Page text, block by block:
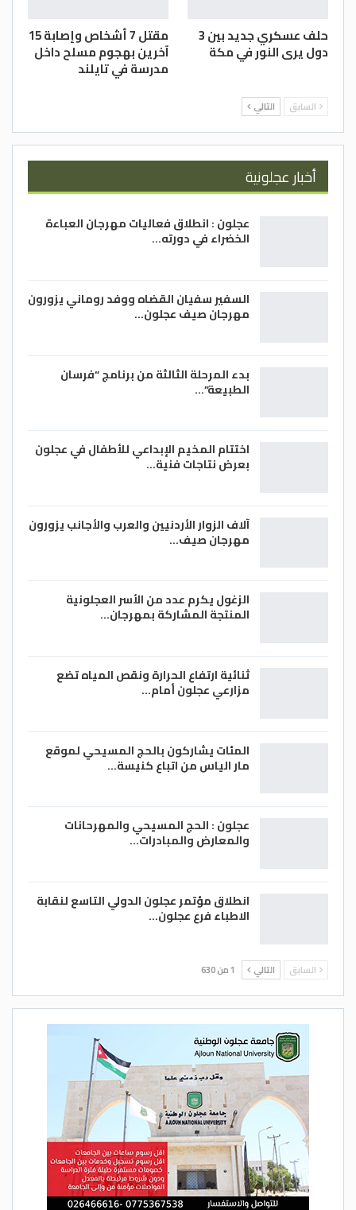
حلف عسكري جديد بين 3
دول يرى النور في مكة
مقتل 7 أشخاص وإصابة 15
آخرين بهجوم مسلح داخل
مدرسة في تايلند
السابق التالي
أخبار عجلونية
عجلون : انطلاق فعاليات مهرجان العباءة
الخضراء في دورته…
السفير سفيان القضاه ووفد روماني يزورون
مهرجان صيف عجلون…
بدء المرحلة الثالثة من برنامج “فرسان
الطبيعة”…
اختتام المخيم الإبداعي للأطفال في عجلون
بعرض نتاجات فنية…
آلاف الزوار الأردنيين والعرب والأجانب يزورون
مهرجان صيف…
الزغول يكرم عدد من الأسر العجلونية
المنتجة المشاركة بمهرجان…
ثنائية ارتفاع الحرارة ونقص المياه تضع
مزارعي عجلون أمام…
المئات يشاركون بالحج المسيحي لموقع
مار الياس من اتباع كنيسة…
عجلون : الحج المسيحي والمهرحانات
والمعارض والمبادرات…
انطلاق مؤتمر عجلون الدولي التاسع لنقابة
الاطباء فرع عجلون…
السابق التالي 1 من 630